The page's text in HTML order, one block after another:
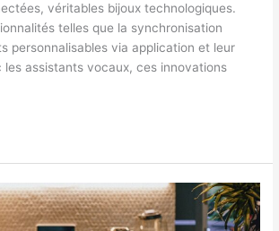
véritables bijoux technologiques.
telles que la synchronisation
personnalisables via application et leur
assistants vocaux, ces innovations